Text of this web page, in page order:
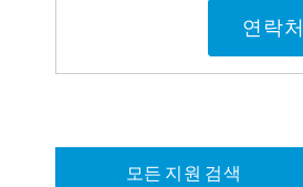
연락처
모든 지원 검색